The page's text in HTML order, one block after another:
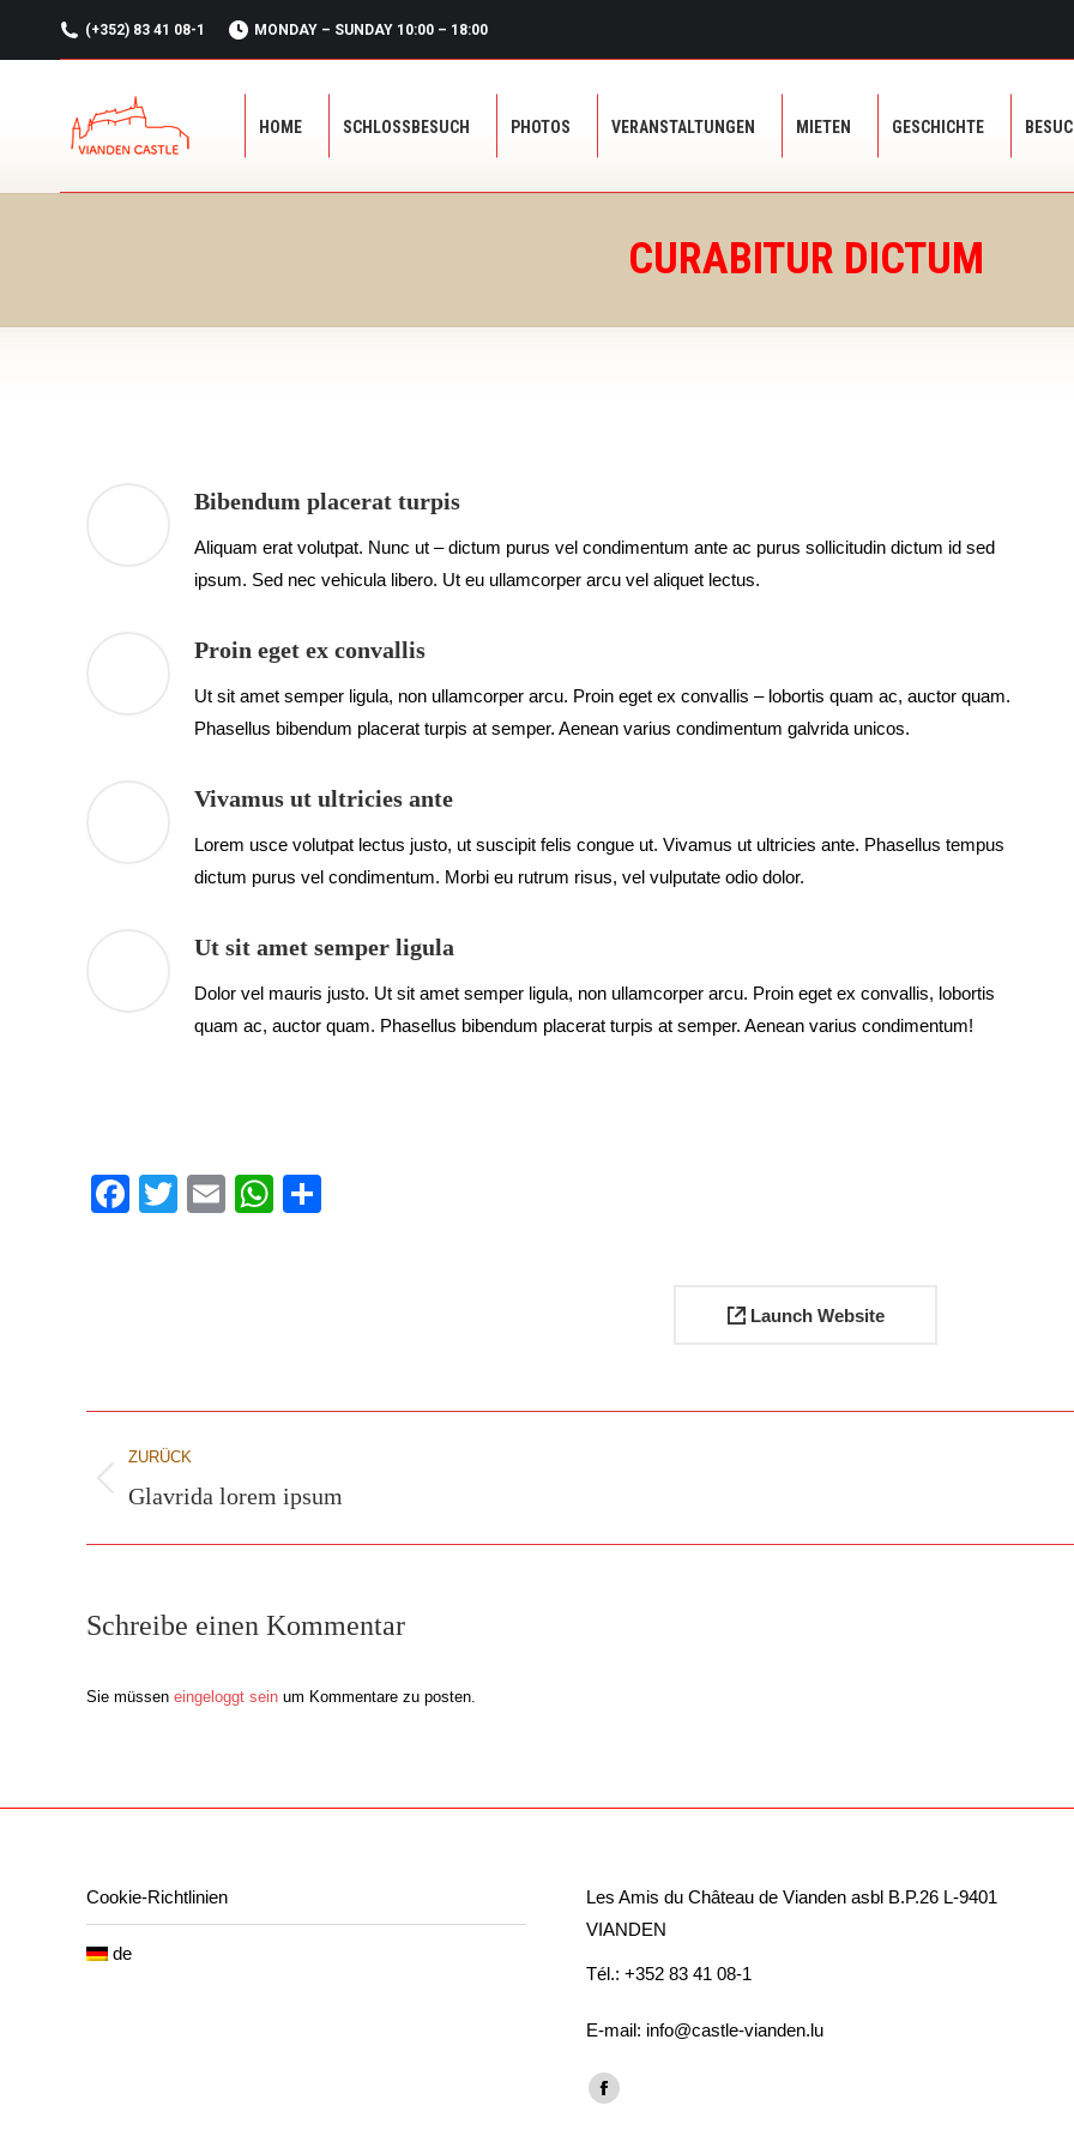
(+352) 83 41 08-1 MONDAY – SUNDAY 10:00 – 18:00
HOME SCHLOSSBESUCH PHOTOS VERANSTALTUNGEN MIETEN GESCHICHTE
CURABITUR DICTUM
Bibendum placerat turpis
Aliquam erat volutpat. Nunc ut – dictum purus vel condimentum ante ac purus sollicitudin dictum id sed
ipsum. Sed nec vehicula libero. Ut eu ullamcorper arcu vel aliquet lectus.
Proin eget ex convallis
Ut sit amet semper ligula, non ullamcorper arcu. Proin eget ex convallis – lobortis quam ac, auctor quam.
Phasellus bibendum placerat turpis at semper. Aenean varius condimentum galvrida unicos.
Vivamus ut ultricies ante
Lorem usce volutpat lectus justo, ut suscipit felis congue ut. Vivamus ut ultricies ante. Phasellus tempus
dictum purus vel condimentum. Morbi eu rutrum risus, vel vulputate odio dolor.
Ut sit amet semper ligula
Dolor vel mauris justo. Ut sit amet semper ligula, non ullamcorper arcu. Proin eget ex convallis, lobortis
quam ac, auctor quam. Phasellus bibendum placerat turpis at semper. Aenean varius condimentum!
Facebook
TwitterEmailWhatsApp
Launch Website
Project
navigation
ZURÜCK
Previous
Glavrida lorem ipsum
Schreibe einen Kommentar
Sie müssen eingeloggt sein um Kommentare zu posten.
Cookie-Richtlinien
de
Les Amis du Château de Vianden asbl B.P.26 L-9401
VIANDEN
Tél.: +352 83 41 08-1
E-mail: info@castle-vianden.lu
Finden Sie uns auf:
Facebook